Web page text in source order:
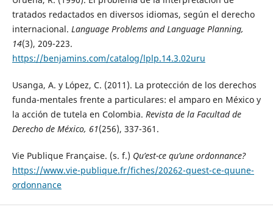
tratados redactados en diversos idiomas, según el derecho
internacional. Language Problems and Language Planning,
14(3), 209-223.
https://benjamins.com/catalog/lplp.14.3.02uru
Usanga, A. y López, C. (2011). La protección de los derechos
funda-mentales frente a particulares: el amparo en México y
la acción de tutela en Colombia. Revista de la Facultad de
Derecho de México, 61(256), 337-361.
Vie Publique Française. (s. f.) Qu’est-ce qu’une ordonnance?
https://www.vie-publique.fr/fiches/20262-quest-ce-quune-
ordonnance